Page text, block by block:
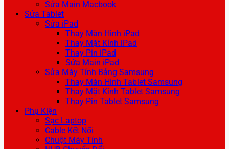
Sửa Main Macbook
Sửa Tablet
Sửa iPad
Thay Màn Hình iPad
Thay Mặt Kính iPad
Thay Pin iPad
Sửa Main iPad
Sửa Máy Tính Bảng Samsung
Thay Màn Hình Tablet Samsung
Thay Mặt Kính Tablet Samsung
Thay Pin Tablet Samsung
Phụ Kiện
Sạc Laptop
Cable Kết Nối
Chuột Máy Tính